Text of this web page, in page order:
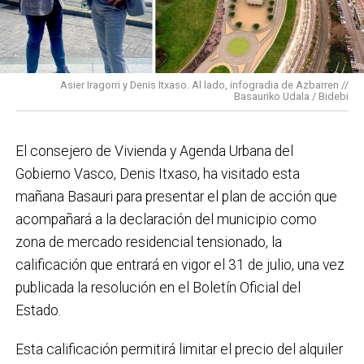
En cuanto a nuestras áreas, estos tres años han dado
para mucho. En Medio Ambiente destacaría el
impulso para la creación de huertos urbanos,la
elaboración del Plan General de Actuación Energética,
el Plan de Acción contra el Ruido y la instalación de
régimen de autoconsumo, que hacen de Basauri un
municipio más sostenible y preparado para el futuro.
En ese sentido, estamos trabajando en acciones de
clima y energía, entre las que destacan el diseño de
una red de refugios climáticos, junto con un Plan de
Actuación ante Episodios de Altas Temperaturas,
como las que recientemente hemos sufrido.
proyecto de lanueva haurreskola que se construirá en
Asier Iragorri y Denis Itxaso. Al lado, infogradia de Azbarren //
Basauriko Udala / Bidebi
El consejero de Vivienda y Agenda Urbana del
Gobierno Vasco, Denis Itxaso, ha visitado esta
mañana Basauri para presentar el plan de acción que
acompañará a la declaración del municipio como
zona de mercado residencial tensionado, la
calificación que entrará en vigor el 31 de julio, una vez
publicada la resolución en el Boletín Oficial del
Estado.
Esta calificación permitirá limitar el precio del alquiler